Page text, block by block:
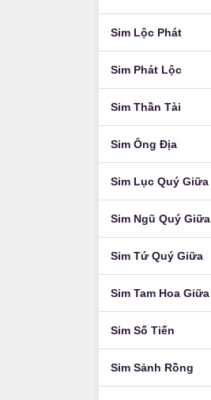
Sim Lộc Phát
Sim Phát Lộc
Sim Thần Tài
Sim Ông Địa
Sim Lục Quý Giữa
Sim Ngũ Quý Giữa
Sim Tứ Quý Giữa
Sim Tam Hoa Giữa
Sim Số Tiến
Sim Sảnh Rồng